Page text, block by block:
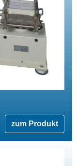
zum Produkt